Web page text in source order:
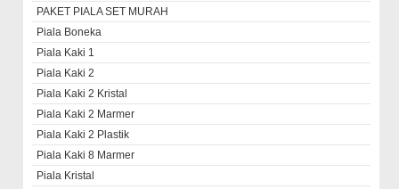
PAKET PIALA SET MURAH
Piala Boneka
Piala Kaki 1
Piala Kaki 2
Piala Kaki 2 Kristal
Piala Kaki 2 Marmer
Piala Kaki 2 Plastik
Piala Kaki 8 Marmer
Piala Kristal